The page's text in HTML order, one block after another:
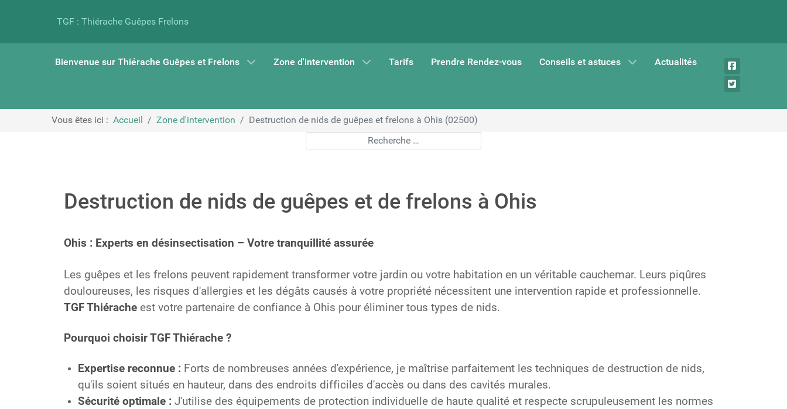
TGF : Thiérache Guêpes Frelons
Bienvenue sur Thiérache Guêpes et Frelons Zone d'intervention Tarifs Prendre Rendez-vous Conseils et astuces Actualités
Vous êtes ici : Accueil Zone d'intervention
Destruction de nids de guêpes et frelons à Ohis (02500)
Destruction de nids de guêpes et de frelons à Ohis
Ohis : Experts en désinsectisation – Votre tranquillité assurée
Les guêpes et les frelons peuvent rapidement transformer votre jardin ou votre habitation en un véritable cauchemar. Leurs piqûres
douloureuses, les risques d'allergies et les dégâts causés à votre propriété nécessitent une intervention rapide et professionnelle.
TGF Thiérache est votre partenaire de confiance à Ohis pour éliminer tous types de nids.
Pourquoi choisir TGF Thiérache ?
Expertise reconnue : Forts de nombreuses années d'expérience, je maîtrise parfaitement les techniques de destruction de nids,
qu'ils soient situés en hauteur, dans des endroits difficiles d'accès ou dans des cavités murales.
Sécurité optimale : J'utilise des équipements de protection individuelle de haute qualité et respecte scrupuleusement les normes